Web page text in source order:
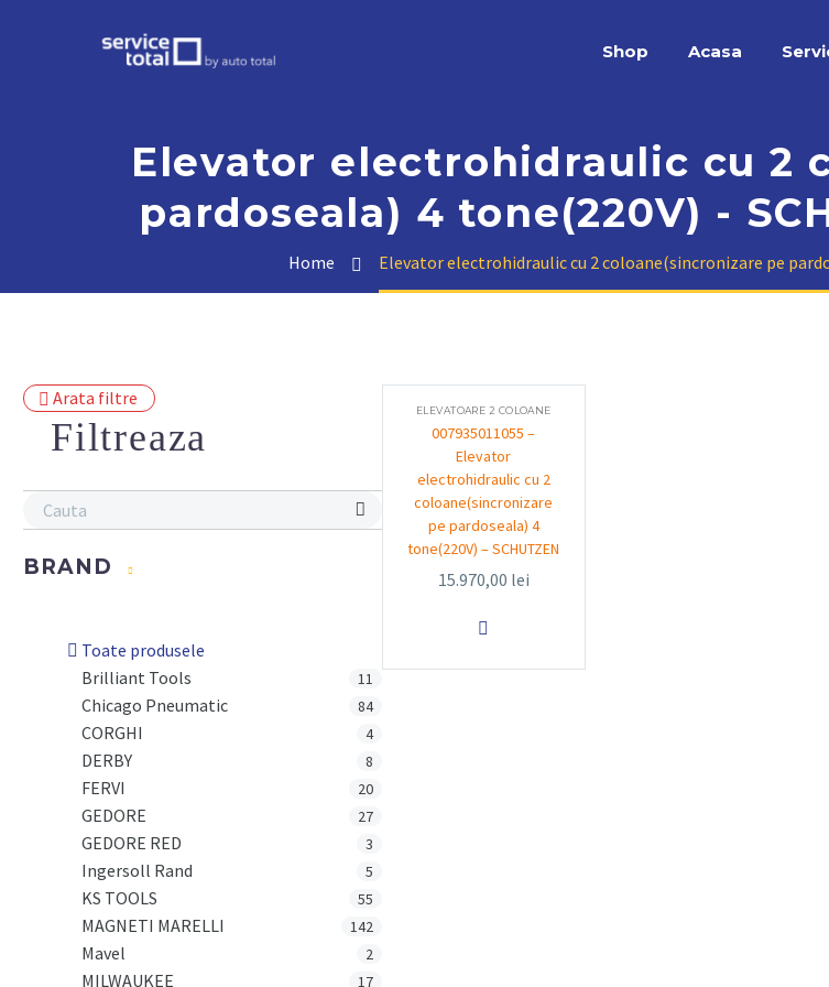
Shop Acasa
Elevator electrohidraulic cu 2
pardoseala) 4 tone(220V) -
Home Elevator electrohidraulic cu 2 coloane(sincronizare pe
Arata filtre
Filtreaza
BRAND
Toate produsele
Brilliant Tools
11
Chicago Pneumatic 84
CORGHI 4
DERBY 8
FERVI 20
GEDORE 27
GEDORE RED 3
Ingersoll Rand 5
KS TOOLS 55
MAGNETI MARELLI 142
Mavel 2
MILWAUKEE 17
ELEVATOARE 2 COLOANE
007935011055 –
Elevator
electrohidraulic cu 2
coloane(sincronizare
pe pardoseala) 4
tone(220V) – SCHUTZEN
15.970,00 lei
